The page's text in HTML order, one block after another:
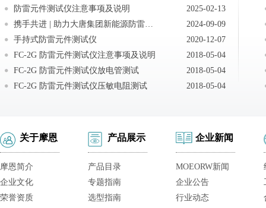
防雷元件测试仪注意事项及说明
2025-02-13
携手共进 | 助力大唐集团新能源防雷试验设备
2024-09-09
手持式防雷元件测试仪
2020-12-07
FC-2G 防雷元件测试仪注意事项及说明
2018-05-04
FC-2G 防雷元件测试仪放电管测试
2018-05-04
FC-2G 防雷元件测试仪压敏电阻测试
2018-05-04
关于摩恩
摩恩简介
企业文化
荣誉资质
产品展示
产品目录
专题指南
选型指南
企业新闻
MOEORW新闻
企业公告
行业动态